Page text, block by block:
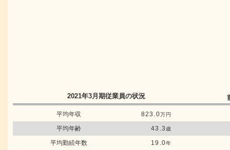
2021年3月期従業員の状況
平均年収 823.0万円
平均年齢 43.3 歳
平均勤続年数 19.0年